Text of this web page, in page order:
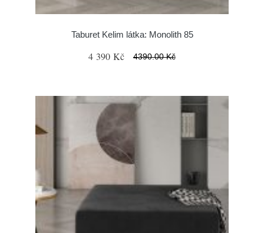
Taburet Kelim látka: Monolith 85
4 390 Kč 4390.00 Kč